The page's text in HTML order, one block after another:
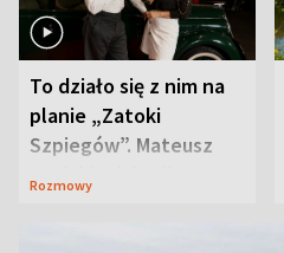
To działo się z nim na
planie „Zatoki
Szpiegów”. Mateusz
Janicki odsłonił
Rozmowy